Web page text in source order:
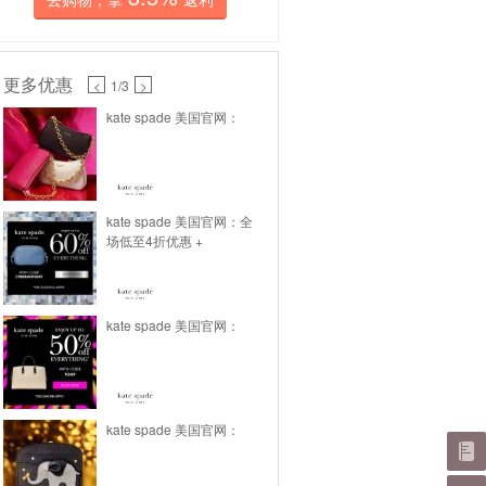
更多优惠 < 1/3
>
kate spade 美国官网：
kate spade 美国官网：全
场低至4折优惠 +
kate spade 美国官网：
kate spade 美国官网：